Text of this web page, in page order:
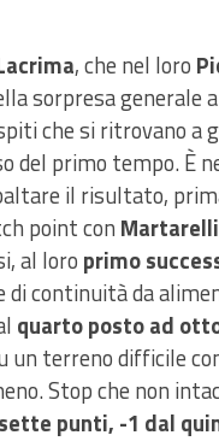
, che nel loro
sorpresa generale
che si ritrovano a
primo tempo. È
il risultato,
point con
al loro primo
continuità da
quarto posto ad
terreno difficile
Stop che non
sette punti, -1 dal